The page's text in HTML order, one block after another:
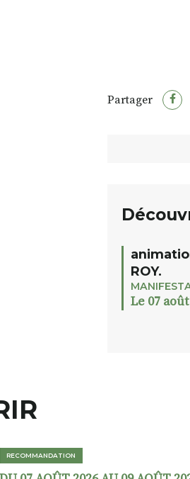
Partager
ROY.
Le 07
RECOMMANDATION